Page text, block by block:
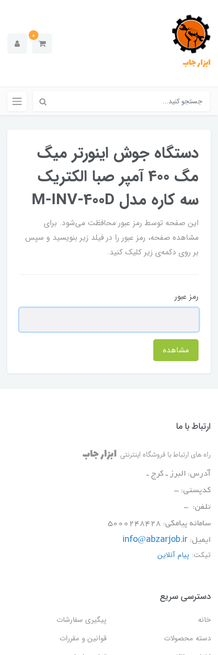
ابزار جاب
0
دستگاه جوش اینورتر میگ
مگ 400 آمپر صبا الکتریک
سه کاره مدل M-INV-400D
این صفحه توسط رمز عبور محافظت می‌شود. برای
مشاهده صفحه، رمز عبور را در فیلد زیر بنویسید و سپس
بر روی دکمه‌ی زیر کلیک کنید.
رمز عبور
مشاهده
ارتباط با ما
راه های ارتباط با فروشگاه اینترنتی ابزار جاب
آدرس: البرز ـ کرج ـ
کدپستی: -
تلفن: -
سامانه پیامکی: 5000248428
ایمیل: info@abzarjob.ir
تیکت: پیام آنلاین
دسترسی سریع
خانه
پیگیری سفارشات
دسته محصولات
قوانین و مقررات